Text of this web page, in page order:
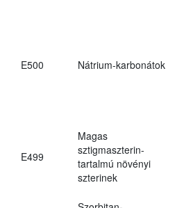
E500 Nátrium-karbonátok
E499
Magas
sztigmaszterin-
tartalmú növényi
szterinek